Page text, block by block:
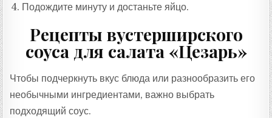
Подождите минуту и ​​достаньте яйцо.
Рецепты вустерширского
соуса для салата «Цезарь»
Чтобы подчеркнуть вкус блюда или разнообразить его
необычными ингредиентами, важно выбрать
подходящий соус.